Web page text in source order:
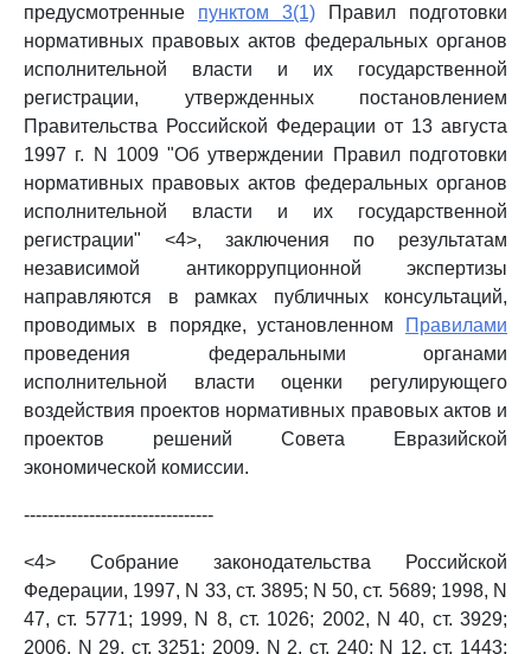
предусмотренные пунктом 3(1) Правил подготовки
нормативных правовых актов федеральных органов
исполнительной власти и их государственной
регистрации, утвержденных постановлением
Правительства Российской Федерации от 13 августа
1997 г. N 1009 "Об утверждении Правил подготовки
нормативных правовых актов федеральных органов
исполнительной власти и их государственной
регистрации" <4>, заключения по результатам
независимой антикоррупционной экспертизы
направляются в рамках публичных консультаций,
проводимых в порядке, установленном
Правилами
проведения федеральными органами
исполнительной власти оценки регулирующего
воздействия проектов нормативных правовых актов и
проектов решений Совета Евразийской
экономической комиссии.
--------------------------------
<4> Собрание законодательства Российской
Федерации, 1997, N 33, ст. 3895; N 50, ст. 5689; 1998, N
47, ст. 5771; 1999, N 8, ст. 1026; 2002, N 40, ст. 3929;
2006, N 29, ст. 3251; 2009, N 2, ст. 240; N 12, ст. 1443;